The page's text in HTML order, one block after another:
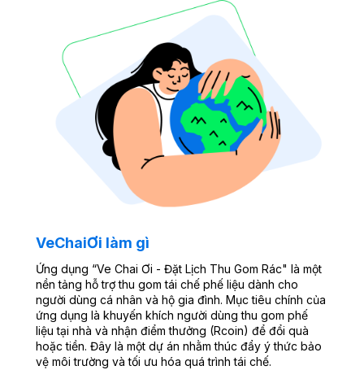
VeChaiƠi làm gì
Ứng dụng “Ve Chai Ơi - Đặt Lịch Thu Gom Rác" là một
nền tảng hỗ trợ thu gom tái chế phế liệu dành cho
người dùng cá nhân và hộ gia đình. Mục tiêu chính của
ứng dụng là khuyến khích người dùng thu gom phế
liệu tại nhà và nhận điểm thưởng (Rcoin) để đổi quà
hoặc tiền. Đây là một dự án nhằm thúc đẩy ý thức bảo
vệ môi trường và tối ưu hóa quá trình tái chế.